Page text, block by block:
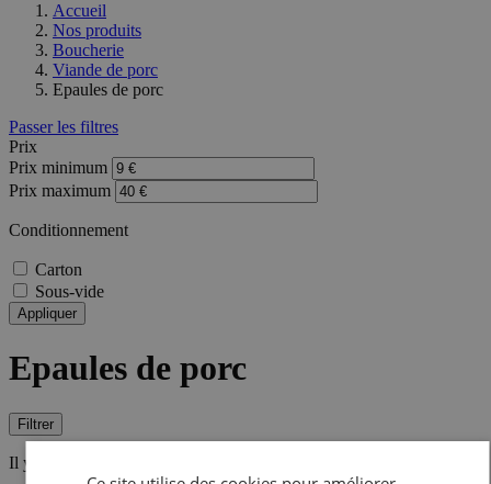
Accueil
Nos produits
Boucherie
Viande de porc
Epaules de porc
Passer les filtres
Prix
Prix minimum
Prix maximum
Conditionnement
Carton
Sous-vide
Appliquer
Epaules de porc
Filtrer
Il y a 2 produits.